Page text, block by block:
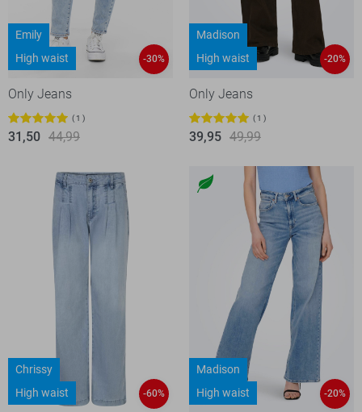
Emily
High waist
-30%
Only Jeans
1
31,50 44,99
Madison
High waist
-20%
Only Jeans
1
39,95 49,99
Chrissy
High waist
-60%
Madison
High waist
-20%